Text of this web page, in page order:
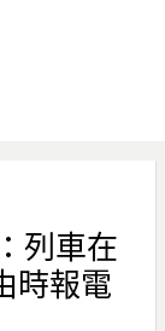
列車在
時報電